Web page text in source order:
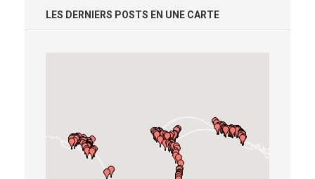
LES DERNIERS POSTS EN UNE CARTE